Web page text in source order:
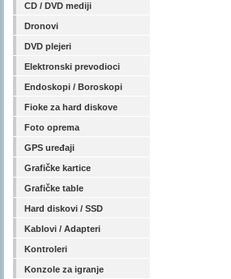
CD / DVD mediji
Dronovi
DVD plejeri
Elektronski prevodioci
Endoskopi / Boroskopi
Fioke za hard diskove
Foto oprema
GPS uređaji
Grafičke kartice
Grafičke table
Hard diskovi / SSD
Kablovi / Adapteri
Kontroleri
Konzole za igranje